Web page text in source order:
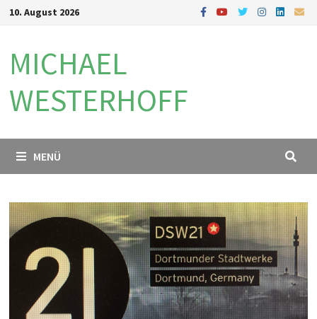
Zum10. August 2026
MICHAEL
WESTERHOFF
MENÜ